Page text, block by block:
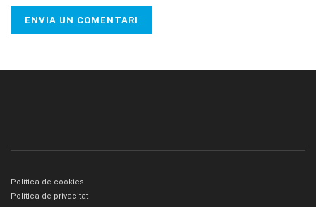
Política de cookies
Política de privacitat